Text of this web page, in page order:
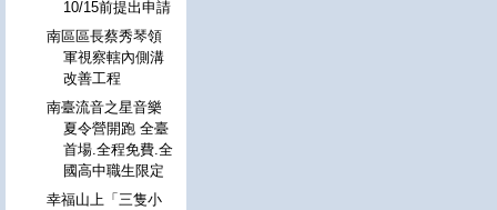
10/15前提出申請
南區區長蔡秀琴領
軍視察轄內側溝
改善工程
南臺流音之星音樂
夏令營開跑 全臺
首場.全程免費.全
國高中職生限定
幸福山上「三隻小